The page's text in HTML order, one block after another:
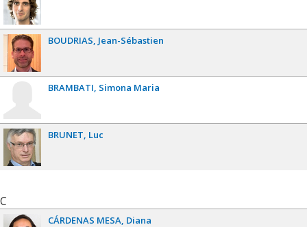
BOUDRIAS Jean-Sébastien
BRAMBATI Simona Maria
BRUNET Luc
C
CÁRDENAS MESA Diana